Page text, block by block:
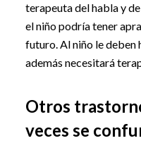
terapeuta del habla y
el niño podría tener
futuro. Al niño le deben
además necesitará
Otros
veces se